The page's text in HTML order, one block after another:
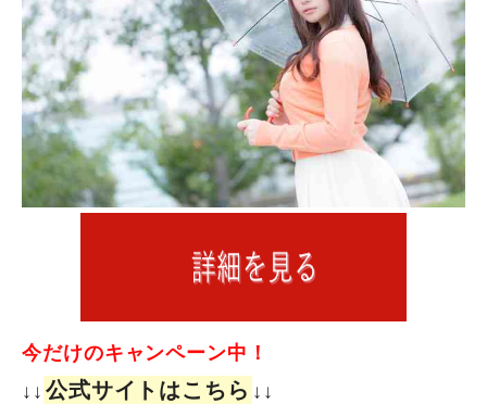
今だけのキャンペーン中！
↓↓ 公式サイトはこちら ↓↓